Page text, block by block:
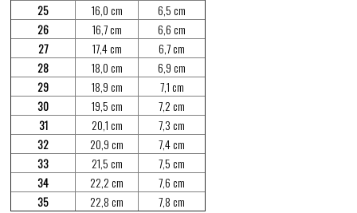
25
16,0 cm
6,5 cm
26
16,7 cm
6,6 cm
27
17,4 cm
6,7 cm
28
18,0 cm
6,9 cm
29
18,9 cm
7,1 cm
30
19,5 cm
7,2 cm
31
20,1 cm
7,3 cm
32
20,9 cm
7,4 cm
33
21,5 cm
7,5 cm
34
22,2 cm
7,6 cm
35
22,8 cm
7,8 cm